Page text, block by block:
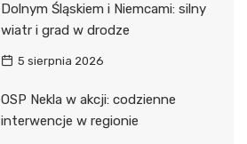
Dolnym Śląskiem i Niemcami: silny
wiatr i grad w drodze
5 sierpnia 2026
OSP Nekla w akcji: codzienne
interwencje w regionie